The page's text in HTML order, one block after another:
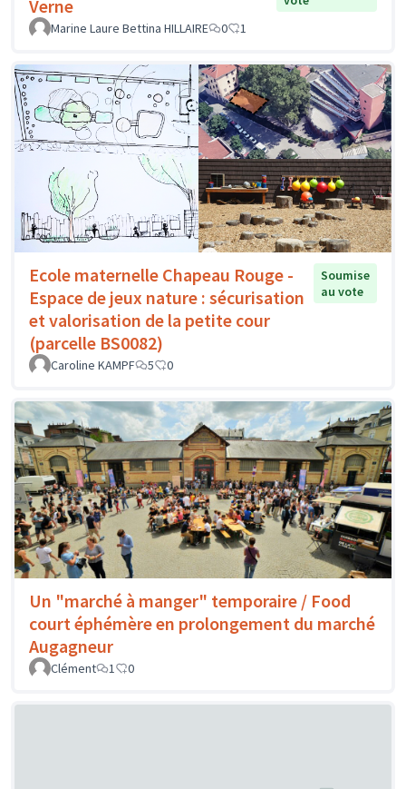
Verne
Marine Laure Bettina HILLAIRE
0 1
Ecole maternelle Chapeau Rouge -
Espace de jeux nature : sécurisation
et valorisation de la petite cour
(parcelle BS0082)
Soumise
au vote
Caroline KAMPF 5 0
Un "marché à manger" temporaire / Food
court éphémère en prolongement du marché
Augagneur
Clément 1 0